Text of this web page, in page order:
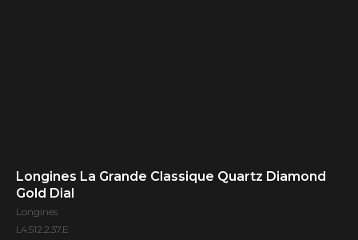
Longines La Grande Classique Quartz Diamond
Gold Dial
Longines
L4.512.2.37.E